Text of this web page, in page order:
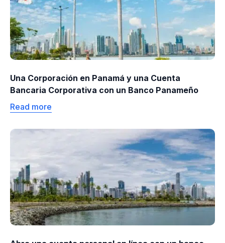
Una Corporación en Panamá y una Cuenta
Bancaria Corporativa con un Banco Panameño
Read more